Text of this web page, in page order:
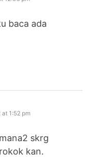
baca ada
at 1:52 pm
skrg
kan.